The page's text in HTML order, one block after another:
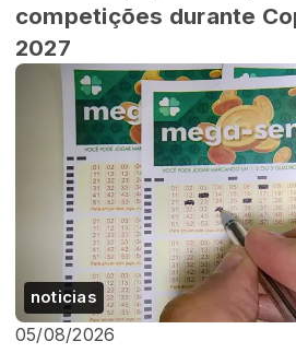
competições durante
2027
noticias
05/08/2026